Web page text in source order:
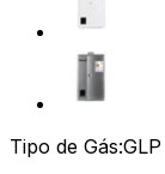
Tipo de Gás:GLP